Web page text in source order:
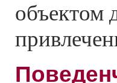
объектом